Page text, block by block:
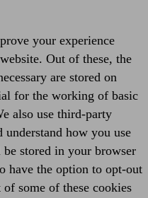
your experience
Out of these, the
are stored on
for the working of basic
also use third-party
understand how you use
stored in your browser
have the option to opt-out
some of these cookies